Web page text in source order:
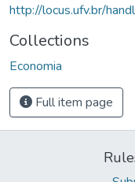
http://locus.ufv.br/
Collections
Economia
Full item page